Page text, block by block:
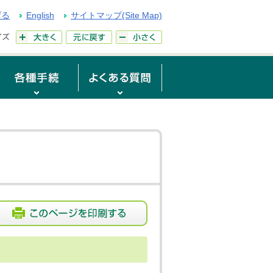
English サイトマップ(Site Map)